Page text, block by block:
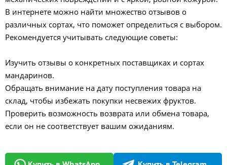
В интернете можно найти множество отзывов о
различных сортах, что поможет определиться с выбором.
Рекомендуется учитывать следующие советы:
Изучить отзывы о конкретных поставщиках и сортах
мандаринов.
Обращать внимание на дату поступления товара на
склад, чтобы избежать покупки несвежих фруктов.
Проверить возможность возврата или обмена товара,
если он не соответствует вашим ожиданиям.